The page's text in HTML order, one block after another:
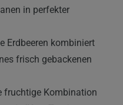
in perfekter
Erdbeeren kombiniert
frisch gebackenen
fruchtige Kombination